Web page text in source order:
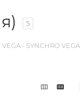
5
- SYNCHRO